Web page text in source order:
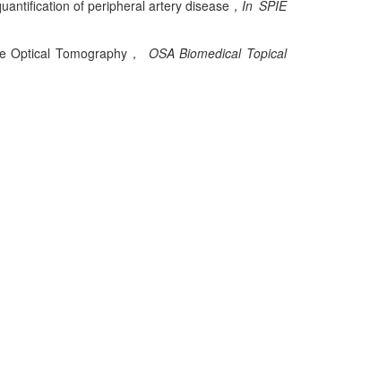
of peripheral artery disease， In SPIE
Optical Tomography，
OSA Biomedical Topical